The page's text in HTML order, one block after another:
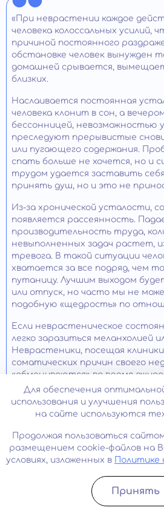
«При неврастении каждое
человека колоссальных усилий,
причиной постоянного
обстановке человек вынужден
домашней срывается,
близких.
Наслаивается постоянная
человека клонит в сон, а
бессонницей, невозможностью
преследуют прерывистые
или пугающего содержания.
спать больше не хочется, но и
трудом удается заставить
принять душ, но и это не
Из-за хронической усталости,
появляется рассеянность.
производительность труда,
невыполненных задач растет,
тревога. В такой ситуации
хватается за все подряд, чем
путаницу. Лучшим выходом
или отпуск, но часто мы не
подобную «щедрость» по
Если неврастеническое
легко заразиться меланхолией
Неврастеники, посещая клиники
соматических причин своего
«обмениваются» во время
симптомами с другими
себя их ощущения. Попав к
диагностов перечнем
Чтобы избежать осложнений
следовать простым правилам:
нормализовать режим дня;
создать условия для отдыха и
не забывать про массаж,
Записатьcя
Для обеспечения
использования и улучшения
на сайте используются
Продолжая пользоваться
размещением cookie-файлов на
условиях, изложенных в
Принять